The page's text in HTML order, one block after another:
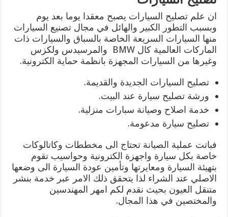
ان علم تصليح السيارات يصبح معقدا يوما بعد يوم
وبسبب التطور الكبير والهائل في مجال تصنيع السيارات
منها السيارات السريعة الخاصة بالسباق والسيارات ذات
الماركات العالمية كال BMW والمرسيدس ولكزس
وغيرها من السيارات المجهزة بانظمة حماية الكترونية.
تصليح السيارات الجديدة والقديمة.
ورشة تصليح سيارة عند البيت.
خدمة اصلاح وصيانة سبارات منزلية.
تصليح سيارة مدعومة.
فباتت عملية الصيانة تحتاج الى مخططات وكاتالوكات
خاصة بكل سيارة واجهزة الكترونية وحواسيب تقوم
بتهيئة السيارة ومعايرتها وتأمين عودة السيارة الى وضعها
الاصلي عند الشراء لذا يتحقق ذلك الامر عبر خدمة بنشر
متنقل العيون بحيث نقدم لكم امهر المهندسين
والمختصين في هذا المجال.